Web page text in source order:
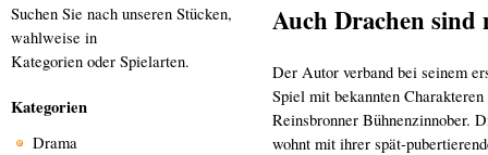
Suchen Sie nach unseren Stücken,
wahlweise in
Kategorien oder Spielarten.
Kategorien
Drama
Auch Drachen sind
Der Autor verband bei seinem
Spiel mit bekannten
Reinsbronner Bühnenzinnober.
wohnt mit ihrer spät-